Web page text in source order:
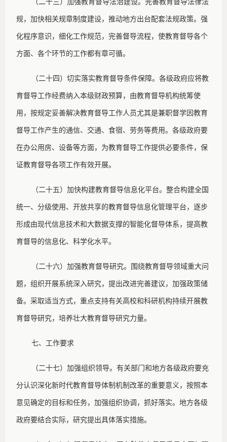
（二十三）加强教育督导法治建设。完善教育督导法律法
规，加快相关规章制度建设，推动地方出台配套法规政策。强
化程序意识，细化工作规范，完善督导流程，使教育督导各个
方面、各个环节的工作都有章可循。
（二十四）切实落实教育督导条件保障。各级政府应将教
育督导工作经费纳入本级财政预算，由教育督导机构统筹使
用，按规定妥善解决教育督导工作人员尤其是兼职督学因教育
督导工作产生的通信、交通、食宿、劳务等费用。各级政府要
在办公用房、设备等方面，为教育督导工作提供必要条件，保
证教育督导各项工作有效开展。
（二十五）加快构建教育督导信息化平台。整合构建全国
统一、分级使用、开放共享的教育督导信息化管理平台，逐步
形成由现代信息技术和大数据支撑的智能化督导体系，提高教
育督导的信息化、科学化水平。
（二十六）加强教育督导研究。围绕教育督导领域重大问
题，组织开展系统深入研究，提出改进完善建议，加强政策储
备。采取适当方式，重点支持有关高校和科研机构持续开展教
育督导研究，培养壮大教育督导研究力量。
七、工作要求
（二十七）加强组织领导。有关部门和地方各级政府要充
分认识深化新时代教育督导体制机制改革的重要意义，按照本
意见确定的目标和任务，加强组织协调，抓好落实。地方各级
政府要结合实际，研究提出具体落实措施。